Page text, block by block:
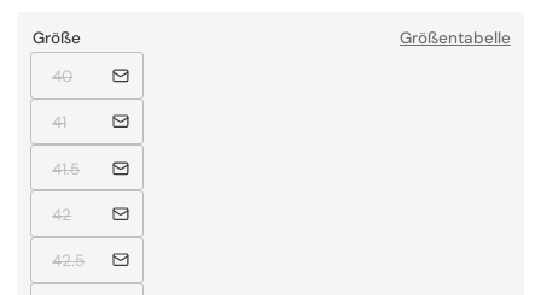
Größe
Größentabelle
40Ausverkauft
41Ausverkauft
41.5Ausverkauft
42Ausverkauft
42.5Ausverkauft